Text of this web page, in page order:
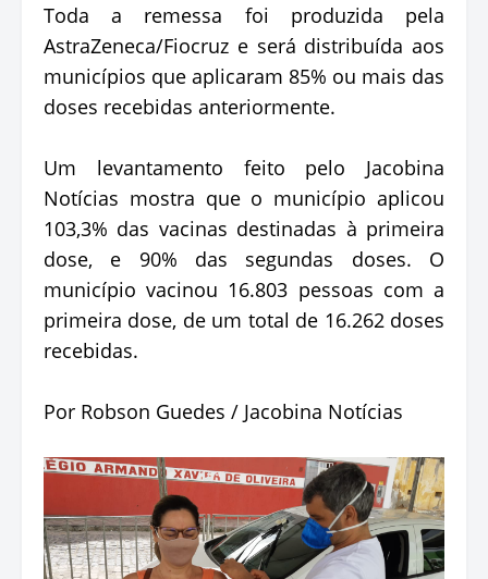
Toda a remessa foi produzida pela
AstraZeneca/Fiocruz e será distribuída aos
municípios que aplicaram 85% ou mais das
doses recebidas anteriormente.
Um levantamento feito pelo Jacobina
Notícias mostra que o município aplicou
103,3% das vacinas destinadas à primeira
dose, e 90% das segundas doses. O
município vacinou 16.803 pessoas com a
primeira dose, de um total de 16.262 doses
recebidas.
Por Robson Guedes / Jacobina Notícias